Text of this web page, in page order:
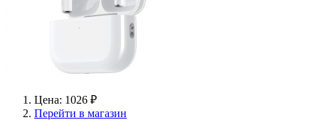
Цена: 1026 ₽
Перейти в магазин